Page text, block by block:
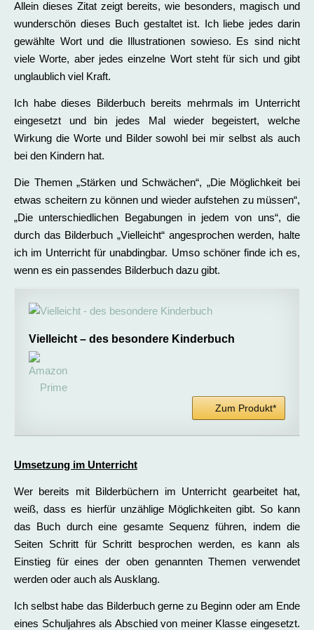
Allein dieses Zitat zeigt bereits, wie besonders, magisch und
wunderschön dieses Buch gestaltet ist. Ich liebe jedes darin
gewählte Wort und die Illustrationen sowieso. Es sind nicht
viele Worte, aber jedes einzelne Wort steht für sich und gibt
unglaublich viel Kraft.
Ich habe dieses Bilderbuch bereits mehrmals im Unterricht
eingesetzt und bin jedes Mal wieder begeistert, welche
Wirkung die Worte und Bilder sowohl bei mir selbst als auch
bei den Kindern hat.
Die Themen „Stärken und Schwächen“, „Die Möglichkeit bei
etwas scheitern zu können und wieder aufstehen zu müssen“,
„Die unterschiedlichen Begabungen in jedem von uns“, die
durch das Bilderbuch „Vielleicht“ angesprochen werden, halte
ich im Unterricht für unabdingbar. Umso schöner finde ich es,
wenn es ein passendes Bilderbuch dazu gibt.
Vielleicht – des besondere Kinderbuch
Zum Produkt*
Umsetzung im Unterricht
Wer bereits mit Bilderbüchern im Unterricht gearbeitet hat,
weiß, dass es hierfür unzählige Möglichkeiten gibt. So kann
das Buch durch eine gesamte Sequenz führen, indem die
Seiten Schritt für Schritt besprochen werden, es kann als
Einstieg für eines der oben genannten Themen verwendet
werden oder auch als Ausklang.
Ich selbst habe das Bilderbuch gerne zu Beginn oder am Ende
eines Schuljahres als Abschied von meiner Klasse eingesetzt.